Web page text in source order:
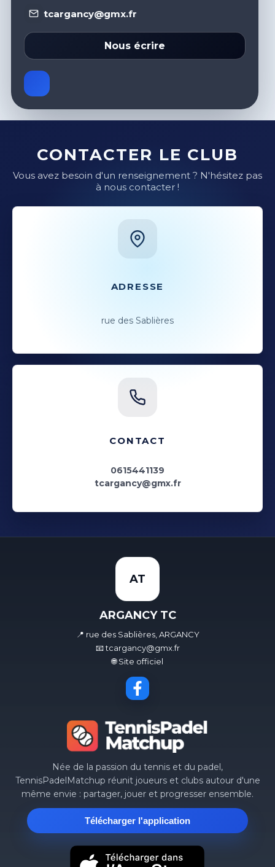
tcargancy@gmx.fr
Nous écrire
CONTACTER LE CLUB
Vous avez besoin d'un renseignement ? N'hésitez pas
à nous contacter !
ADRESSE
rue des Sablières
CONTACT
0615441139
tcargancy@gmx.fr
AT
ARGANCY TC
📍 rue des Sablières, ARGANCY
📧 tcargancy@gmx.fr
🌐 Site officiel
Née de la passion du tennis et du padel,
TennisPadelMatchup réunit joueurs et clubs autour d'une
même envie : partager, jouer et progresser ensemble.
Télécharger l'application